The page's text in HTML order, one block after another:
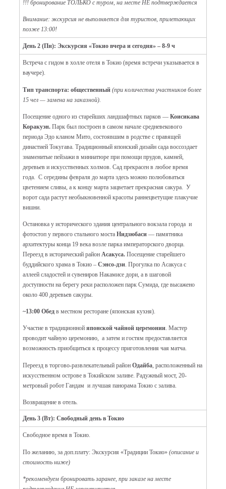
!!! бронирование ТОЛЬКО с туром, на месте НЕ подтверждается
Внимание: экскурсия не выполняется для туристов, прилетающих
позже 13:00!
День 2 (Пн): Экскурсия «Токио вчера и сегодня» – 8-9 ч
Встреча с гидом в холле отеля в Токио (время встречи указывается в
ваучере).
Тип транспорта: общественный (при количества участников более
15 чел — замена на заказной).
Посещение одного из старейших ландшафтных парков — Коисикава
Коракуэн. Парк был построен в самом начале средневекового
периода Эдо кланом Мито, состоявшим в родстве с правящей
династией Токугава. Традиционный японский дизайн сада воссоздает
знаменитые пейзажи в миниатюре при помощи прудов, камней,
деревьев и искусственных холмов. Сад прекрасен в любое время
года. С середины февраля до марта здесь можно полюбоваться
цветением сливы, а к концу марта зацветает прекрасная сакура. У
ворот сада растут необыкновенной красоты раннецветущие плакучие
вишни.
Остановка у исторического здания центрального вокзала города и
фотостоп у первого стального моста Нидзюбаси — памятника
архитектуры конца 19 века возле парка императорского дворца.
Переезд в исторический район Асакуса. Посещение старейшего
буддийского храма в Токио – Сэнсо-дзи. Прогулка по Асакуса с
аллеей сладостей и сувениров Накамисе дори, а в шаговой
доступности на берегу реки расположен парк Сумида, где высажено
около 400 деревьев сакуры.
~13:00 Обед в местном ресторане (японская кухня).
Участие в традиционной японской чайной церемонии. Мастер
проводит чайную церемонию, а затем и гостям предоставляется
возможность приобщиться к процессу приготовления чая матча.
Переезд в торгово-развлекательный район Одайба , расположенный на
искусственном острове в Токийском заливе. Радужный мост, 20-
метровый робот Гандам и лучшая панорама Токио с залива.
Возвращение в отель.
День 3 (Вт): Свободный день в Токио
Свободное время в Токио.
По желанию, за доп.плату: Экскурсия «Традиции Токио» (описание и
стоимость ниже)
*рекомендуем бронировать заранее, при заказе на месте